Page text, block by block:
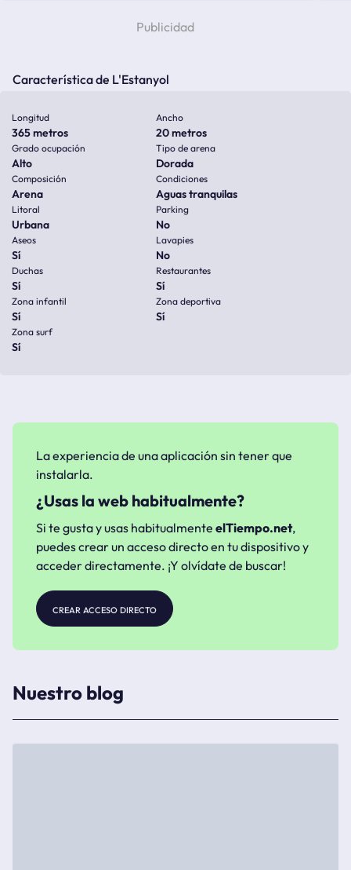
Característica de L'Estanyol
Longitud
365 metros
Ancho
20 metros
Grado ocupación
Alto
Tipo de arena
Dorada
Composición
Arena
Condiciones
Aguas tranquilas
Litoral
Urbana
Parking
No
Aseos
Sí
Lavapies
No
Duchas
Sí
Restaurantes
Sí
Zona infantil
Sí
Zona deportiva
Sí
Zona surf
Sí
La experiencia de una aplicación sin tener que
instalarla.
¿Usas la web habitualmente?
Si te gusta y usas habitualmente elTiempo.net,
puedes crear un acceso directo en tu dispositivo y
acceder directamente. ¡Y olvídate de buscar!
crear acceso directo
Nuestro blog